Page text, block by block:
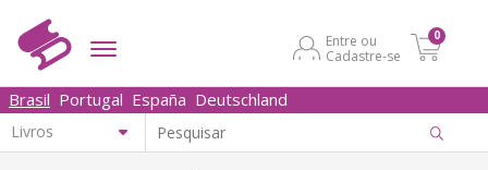
Entre ou
Cadastre-se
0
Brasil Portugal España Deutschland